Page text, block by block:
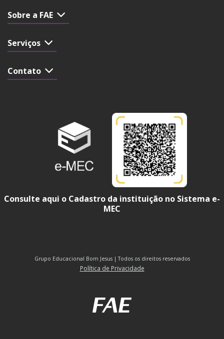
Sobre a FAE
Serviços
Contato
Consulte aqui o Cadastro da instituição no Sistema e-
MEC
Grupo Educacional Bom Jesus | Todos os direitos reservados
Política de Privacidade